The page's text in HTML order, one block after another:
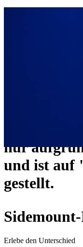
nur
und ist auf
gestellt.
Erlebe den Unterschied